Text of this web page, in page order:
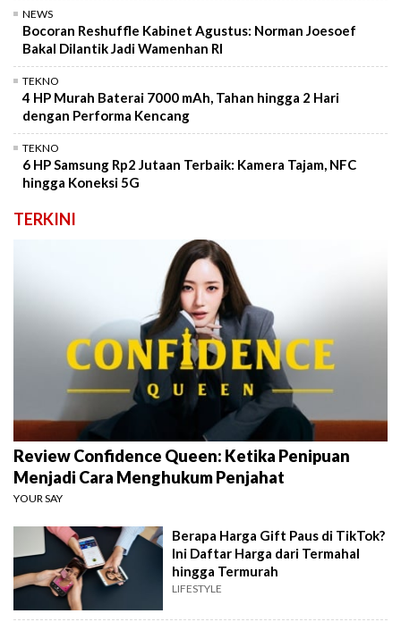
NEWS
Bocoran Reshuffle Kabinet Agustus: Norman Joesoef
Bakal Dilantik Jadi Wamenhan RI
TEKNO
4 HP Murah Baterai 7000 mAh, Tahan hingga 2 Hari
dengan Performa Kencang
TEKNO
6 HP Samsung Rp2 Jutaan Terbaik: Kamera Tajam, NFC
hingga Koneksi 5G
TERKINI
Review Confidence Queen: Ketika Penipuan
Menjadi Cara Menghukum Penjahat
YOUR SAY
Berapa Harga Gift Paus di TikTok?
Ini Daftar Harga dari Termahal
hingga Termurah
LIFESTYLE